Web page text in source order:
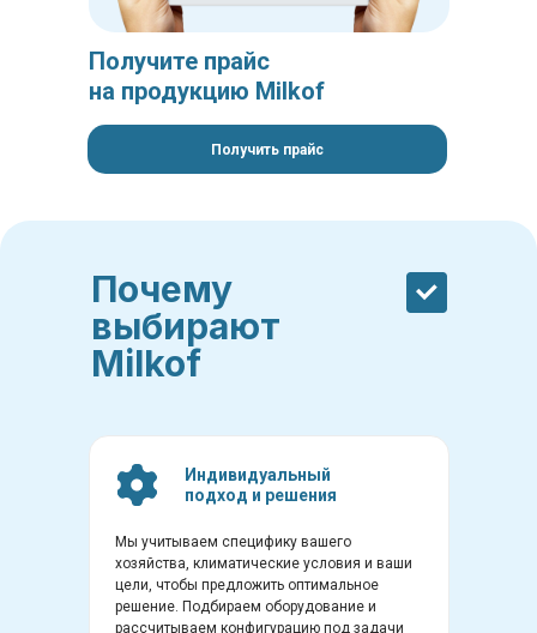
Получите прайс
на продукцию Milkof
Получить прайс
Почему
выбирают
Milkof
Индивидуальный
подход и решения
Мы учитываем специфику вашего
хозяйства, климатические условия и ваши
цели, чтобы предложить оптимальное
решение. Подбираем оборудование и
рассчитываем конфигурацию под задачи